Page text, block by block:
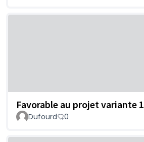
Favorable au projet variante 1
Dufourd 0